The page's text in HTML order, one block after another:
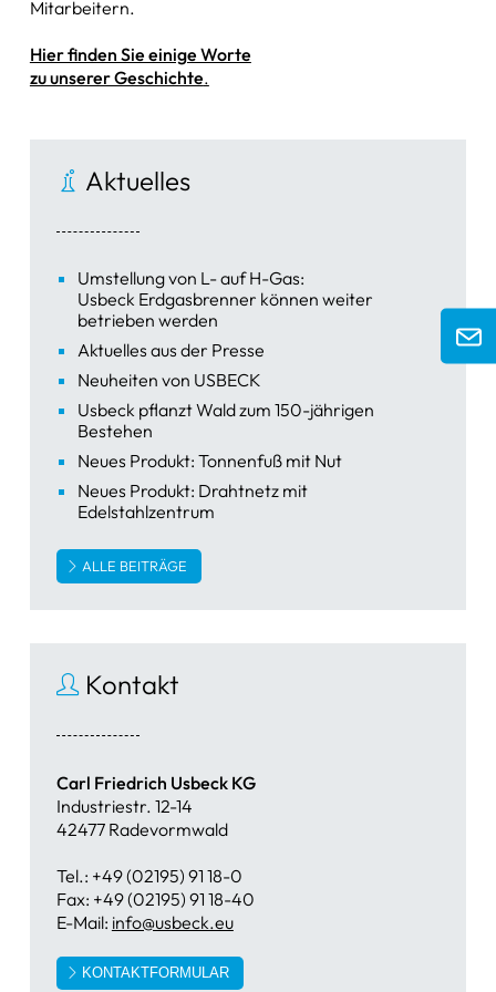
Schüsseln & Schalen
Wasserstrahlpumpen
Ersatzteile & Zubehör
sonstige Artikel
Mitarbeitern.
Hier finden Sie einige Worte
zu unserer Geschichte.
Aktuelles
Umstellung von L- auf H-Gas:
Usbeck Erdgasbrenner können weiter
betrieben werden
Aktuelles aus der Presse
Neuheiten von USBECK
Usbeck pflanzt Wald zum 150-jährigen
Bestehen
Neues Produkt: Tonnenfuß mit Nut
Neues Produkt: Drahtnetz mit
Edelstahlzentrum
ALLE BEITRÄGE
Kontakt
Carl Friedrich Usbeck KG
Industriestr. 12-14
42477 Radevormwald
Tel.: +49 (02195) 91 18-0
Fax: +49 (02195) 91 18-40
E-Mail: info@usbeck.eu
KONTAKTFORMULAR